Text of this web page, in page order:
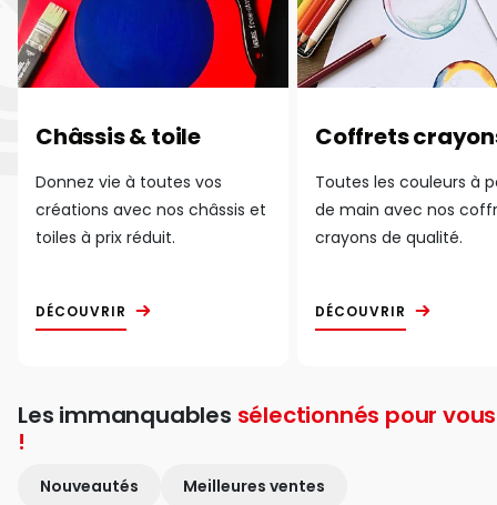
Châssis & toile
Donnez vie à toutes vos
créations avec nos châssis et
toiles à prix réduit.
DÉCOUVRIR
Coffrets
Toutes les couleurs à
de main avec nos
crayons de qualité.
DÉCOUVRIR
Les immanquables sélectionnés pour vous
!
Nouveautés Meilleures ventes